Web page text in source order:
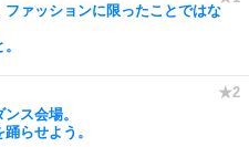
ファッションに限ったことではな
ス会場。
らせよう。